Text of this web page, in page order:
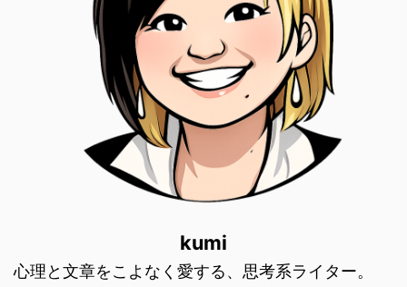
kumi
心理と文章をこよなく愛する、思考系ライター。